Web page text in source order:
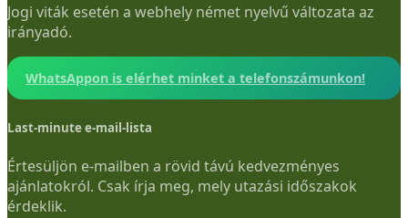
Jogi viták esetén a webhely német nyelvű változata az
irányadó.
WhatsAppon is elérhet minket a telefonszámunkon!
Last-minute e-mail-lista
Értesüljön e-mailben a rövid távú kedvezményes
ajánlatokról. Csak írja meg, mely utazási időszakok
érdeklik.